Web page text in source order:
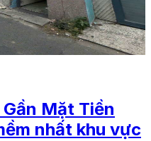
Mặt Tiền
nhất khu vực